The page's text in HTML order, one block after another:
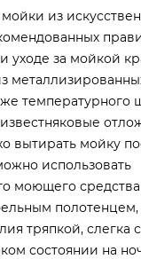
из
уходе за мойкой
температурного
вытирать мойку
использовать
моющего
тряпкой, слегка
состоянии на